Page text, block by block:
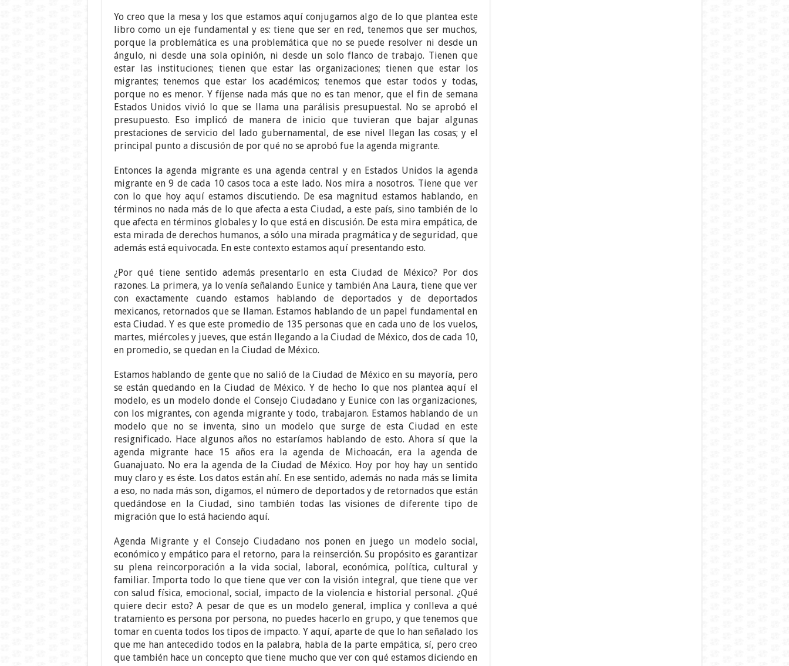
Yo creo que la mesa y los que estamos aquí conjugamos algo de lo que plantea este
libro como un eje fundamental y es: tiene que ser en red, tenemos que ser muchos,
porque la problemática es una problemática que no se puede resolver ni desde un
ángulo, ni desde una sola opinión, ni desde un solo flanco de trabajo. Tienen que
estar las instituciones; tienen que estar las organizaciones; tienen que estar los
migrantes; tenemos que estar los académicos; tenemos que estar todos y todas,
porque no es menor. Y fíjense nada más que no es tan menor, que el fin de semana
Estados Unidos vivió lo que se llama una parálisis presupuestal. No se aprobó el
presupuesto. Eso implicó de manera de inicio que tuvieran que bajar algunas
prestaciones de servicio del lado gubernamental, de ese nivel llegan las cosas; y el
principal punto a discusión de por qué no se aprobó fue la agenda migrante.
Entonces la agenda migrante es una agenda central y en Estados Unidos la agenda
migrante en 9 de cada 10 casos toca a este lado. Nos mira a nosotros. Tiene que ver
con lo que hoy aquí estamos discutiendo. De esa magnitud estamos hablando, en
términos no nada más de lo que afecta a esta Ciudad, a este país, sino también de lo
que afecta en términos globales y lo que está en discusión. De esta mira empática, de
esta mirada de derechos humanos, a sólo una mirada pragmática y de seguridad, que
además está equivocada. En este contexto estamos aquí presentando esto.
¿Por qué tiene sentido además presentarlo en esta Ciudad de México? Por dos
razones. La primera, ya lo venía señalando Eunice y también Ana Laura, tiene que ver
con exactamente cuando estamos hablando de deportados y de deportados
mexicanos, retornados que se llaman. Estamos hablando de un papel fundamental en
esta Ciudad. Y es que este promedio de 135 personas que en cada uno de los vuelos,
martes, miércoles y jueves, que están llegando a la Ciudad de México, dos de cada 10,
en promedio, se quedan en la Ciudad de México.
Estamos hablando de gente que no salió de la Ciudad de México en su mayoría, pero
se están quedando en la Ciudad de México. Y de hecho lo que nos plantea aquí el
modelo, es un modelo donde el Consejo Ciudadano y Eunice con las organizaciones,
con los migrantes, con agenda migrante y todo, trabajaron. Estamos hablando de un
modelo que no se inventa, sino un modelo que surge de esta Ciudad en este
resignificado. Hace algunos años no estaríamos hablando de esto. Ahora sí que la
agenda migrante hace 15 años era la agenda de Michoacán, era la agenda de
Guanajuato. No era la agenda de la Ciudad de México. Hoy por hoy hay un sentido
muy claro y es éste. Los datos están ahí. En ese sentido, además no nada más se limita
a eso, no nada más son, digamos, el número de deportados y de retornados que están
quedándose en la Ciudad, sino también todas las visiones de diferente tipo de
migración que lo está haciendo aquí.
Agenda Migrante y el Consejo Ciudadano nos ponen en juego un modelo social,
económico y empático para el retorno, para la reinserción. Su propósito es garantizar
su plena reincorporación a la vida social, laboral, económica, política, cultural y
familiar. Importa todo lo que tiene que ver con la visión integral, que tiene que ver
con salud física, emocional, social, impacto de la violencia e historial personal. ¿Qué
quiere decir esto? A pesar de que es un modelo general, implica y conlleva a qué
tratamiento es persona por persona, no puedes hacerlo en grupo, y que tenemos que
tomar en cuenta todos los tipos de impacto. Y aquí, aparte de que lo han señalado los
que me han antecedido todos en la palabra, habla de la parte empática, sí, pero creo
que también hace un concepto que tiene mucho que ver con qué estamos diciendo en